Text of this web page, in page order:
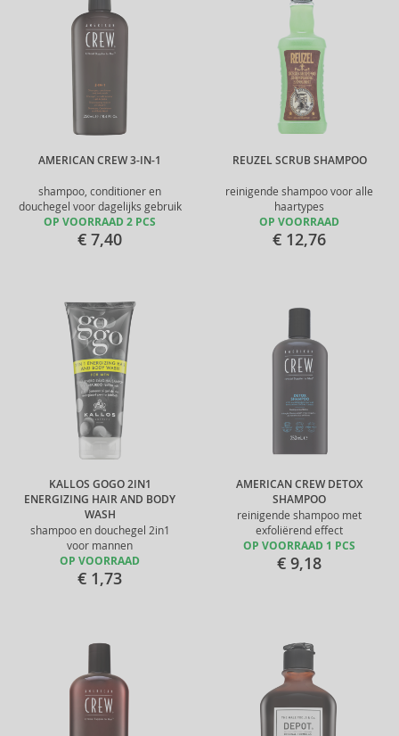
AMERICAN CREW 3-IN-1
shampoo, conditioner en
douchegel voor dagelijks gebruik
OP VOORRAAD 2 PCS
€ 7,40
REUZEL SCRUB SHAMPOO
reinigende shampoo voor alle
haartypes
OP VOORRAAD
€ 12,76
KALLOS GOGO 2IN1
ENERGIZING HAIR AND BODY
WASH
shampoo en douchegel 2in1
voor mannen
OP VOORRAAD
€ 1,73
AMERICAN CREW DETOX
SHAMPOO
reinigende shampoo met
exfoliërend effect
OP VOORRAAD 1 PCS
€ 9,18